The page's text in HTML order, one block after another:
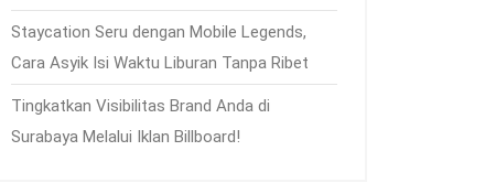
Staycation Seru dengan Mobile Legends,
Cara Asyik Isi Waktu Liburan Tanpa Ribet
Tingkatkan Visibilitas Brand Anda di
Surabaya Melalui Iklan Billboard!